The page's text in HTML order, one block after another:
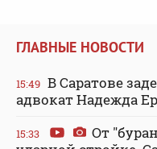
ГЛАВНЫЕ НОВОСТИ
15:49 В Саратове
адвокат Надежда
15:33
От